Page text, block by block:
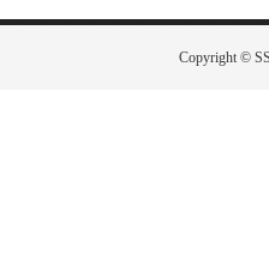
Copyright ©